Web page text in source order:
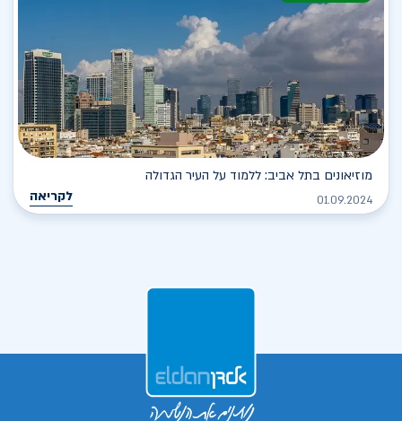
מוזיאונים בתל אביב: ללמוד על העיר הגדולה
01.09.2024 לקריאה